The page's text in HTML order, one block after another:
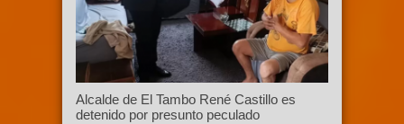
Alcalde de El Tambo René Castillo es
detenido por presunto peculado